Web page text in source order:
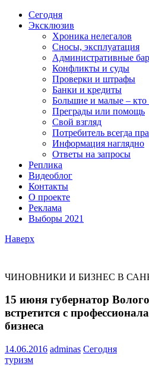
Сегодня
Эксклюзив
Хроника нелегалов
Сносы, эксплуатация
Административные
Конфликты и суды
Проверки и штрафы
Банки и кредиты
Большие и малые – кто
Преграды или помощь
Свой взгляд
Потребитель всегда
Информация наглядно
Ответы на запросы
Реплика
Видеоблог
Контакты
О проекте
Реклама
Выборы 2021
Наверх
ЧИНОВНИКИ И БИЗНЕС В
15 июня губернатор
встретится с
бизнеса
14.06.2016 adminas Сегодня
туризм